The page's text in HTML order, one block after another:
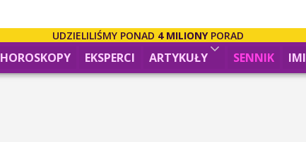
UDZIELILIŚMY PONAD 4 MILIONYPORAD
HOROSKOPY EKSPERCI ARTYKUŁY SENNIK